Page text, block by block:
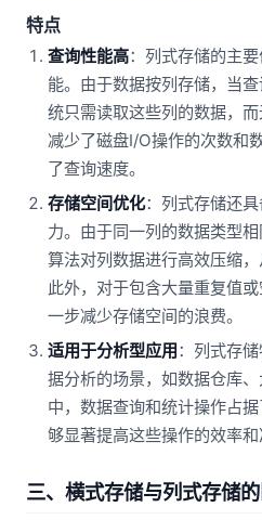
特点
查询性能高：列式存储的主
能。由于数据按列存储，当
统只需读取这些列的数据，
减少了磁盘I/O操作的次数和
了查询速度。
存储空间优化：列式存储还
力。由于同一列的数据类型
算法对列数据进行高效压缩，
此外，对于包含大量重复值
一步减少存储空间的浪费。
适用于分析型应用：列式存
据分析的场景，如数据仓库
中，数据查询和统计操作占
够显著提高这些操作的效率和
三、横式存储与列式存储的